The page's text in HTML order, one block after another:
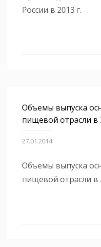
России в 2013 г.
Объемы выпуска
пищевой отрасли в
27.01.2014
Объемы выпуска
пищевой отрасли в